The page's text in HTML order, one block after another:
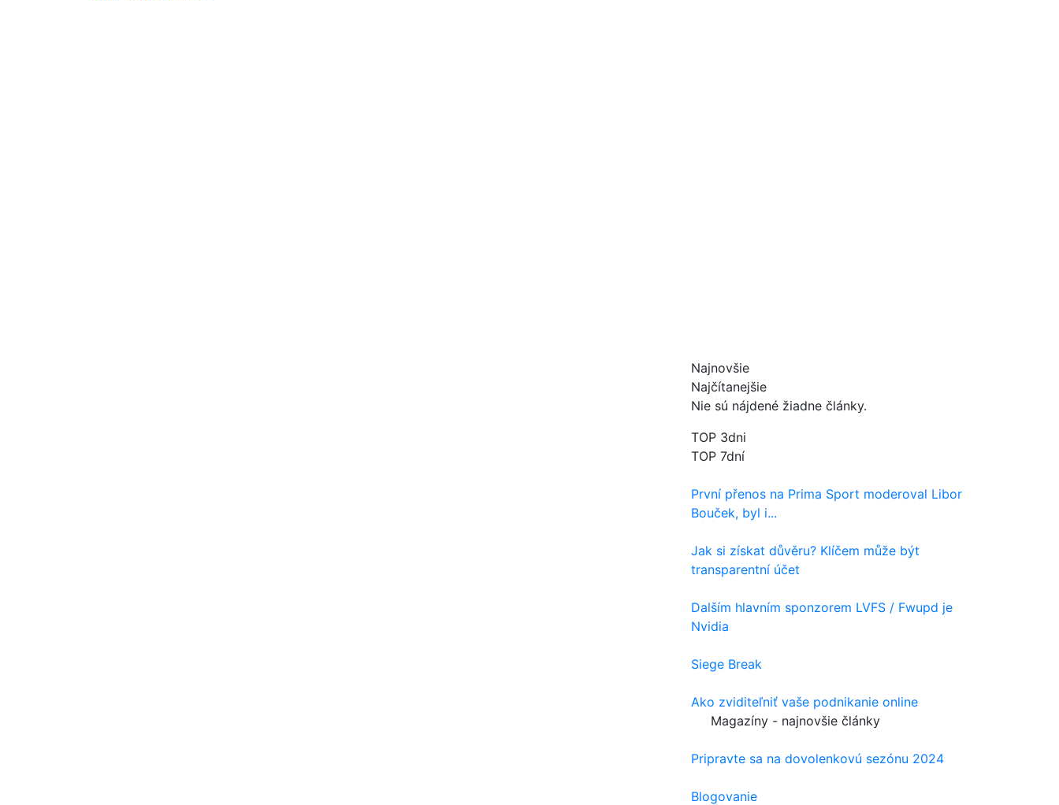
Najnovšie
Najčítanejšie
Nie sú nájdené žiadne články.
TOP 3dni
TOP 7dní
První přenos na Prima Sport moderoval Libor
Bouček, byl i...
Jak si získat důvěru? Klíčem může být
transparentní účet
Dalším hlavním sponzorem LVFS / Fwupd je
Nvidia
Siege Break
Ako zviditeľniť vaše podnikanie online
Magazíny - najnovšie články
Pripravte sa na dovolenkovú sezónu 2024
Blogovanie